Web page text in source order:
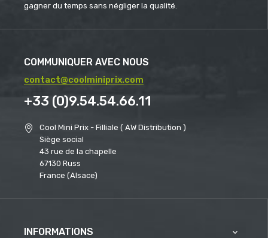
gagner du temps sans négliger la qualité.
COMMUNIQUER AVEC NOUS
contact@coolminiprix.com
+33 (0)9.54.54.66.11
Cool Mini Prix - Filliale ( AW Distribution )
Siège social
43 rue de la chapelle
67130 Russ
France (Alsace)
INFORMATIONS 